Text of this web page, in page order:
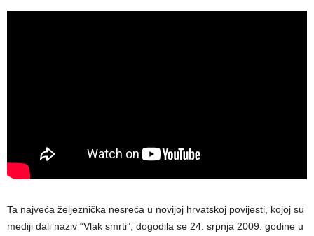
Ta najveća željeznička nesreća u novijoj hrvatskoj povijesti, kojoj su
mediji dali naziv “Vlak smrti”, dogodila se 24. srpnja 2009. godine u